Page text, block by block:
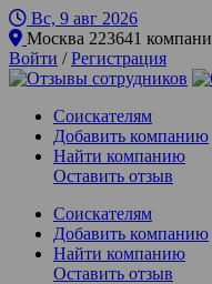
Вс, 9 авг 2026
Москва
Войти /Регистрация
Соискателям
Добавить компанию
Найти компанию
Оставить отзыв
Соискателям
Добавить компанию
Найти компанию
Оставить отзыв